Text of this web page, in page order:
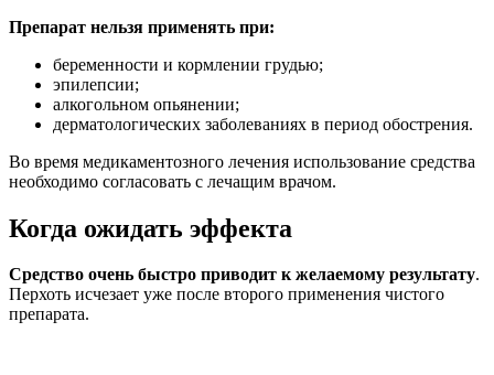
Препарат нельзя применять при:
беременности и кормлении грудью;
эпилепсии;
алкогольном опьянении;
дерматологических заболеваниях в период обострения.
Во время медикаментозного лечения использование средства
необходимо согласовать с лечащим врачом.
Когда ожидать эффекта
Средство очень быстро приводит к желаемому результату.
Перхоть исчезает уже после второго применения чистого
препарата.